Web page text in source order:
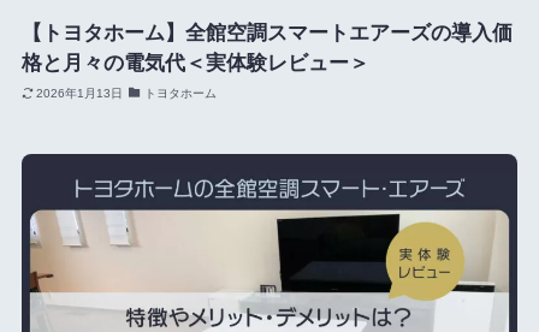
【トヨタホーム】全館空調スマートエアーズの導入価
格と月々の電気代＜実体験レビュー＞
2026年1月13日 トヨタホーム